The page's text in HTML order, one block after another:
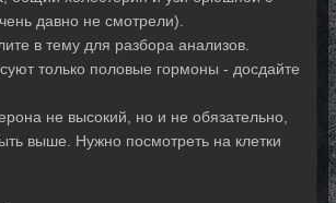
давно не смотрели).
в тему для разбора анализов.
только половые гормоны - досдайте
не высокий, но и не обязательно,
выше. Нужно посмотреть на клетки